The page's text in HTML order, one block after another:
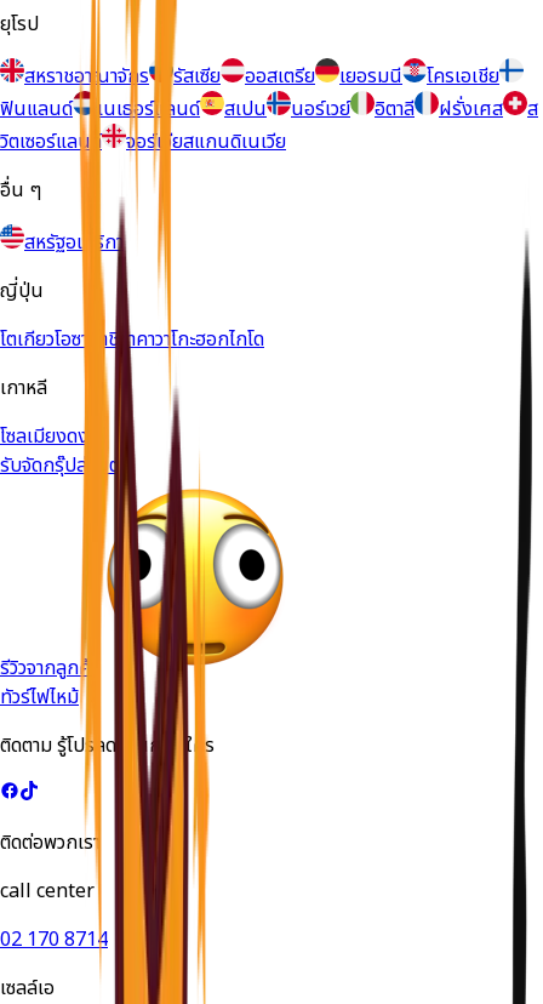
ยุโรป
สหราชอาณาจักร
รัสเซีย ออสเตรีย เยอรมนี
โครเอเชีย
ฟินแลนด์
เนเธอร์แลนด์ สเปน นอร์เวย์ อิตาลี ฝรั่งเศส
ส
วิตเซอร์แลนด์
จอร์เจียสแกนดิเนเวีย
อื่น ๆ
สหรัฐอเมริกา
ญี่ปุ่น
โตเกียวโอซาก้าชิราคาวาโกะฮอกไกโด
เกาหลี
โซลเมียงดง
รับจัดกรุ๊ปส่วนตัว
รีวิวจากลูกค้า
ทัวร์ไฟไหม้
ติดตาม รู้โปรลดด่วนก่อนใคร
ติดต่อพวกเรา
call center
02 170 8714
เซลล์เอ